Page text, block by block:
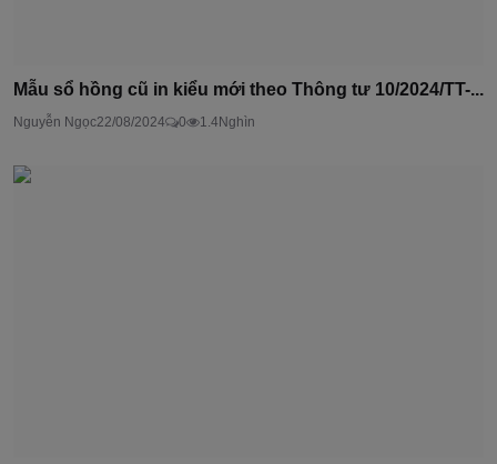
Mẫu sổ hồng cũ in kiểu mới theo Thông tư 10/2024/TT-...
Nguyễn Ngọc22/08/2024 0 1.4Nghìn